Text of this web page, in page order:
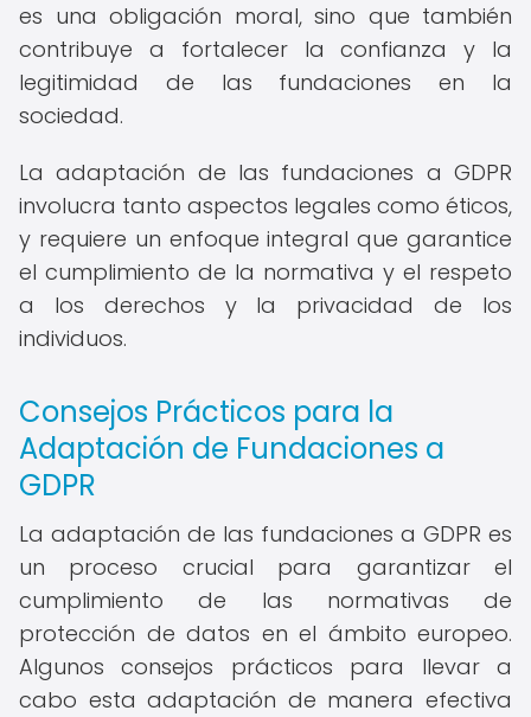
es una obligación moral, sino que también
contribuye a fortalecer la confianza y la
legitimidad de las fundaciones en la
sociedad.
La adaptación de las fundaciones a GDPR
involucra tanto aspectos legales como éticos,
y requiere un enfoque integral que garantice
el cumplimiento de la normativa y el respeto
a los derechos y la privacidad de los
individuos.
Consejos Prácticos para la
Adaptación de Fundaciones a
GDPR
La adaptación de las fundaciones a GDPR es
un proceso crucial para garantizar el
cumplimiento de las normativas de
protección de datos en el ámbito europeo.
Algunos consejos prácticos para llevar a
cabo esta adaptación de manera efectiva